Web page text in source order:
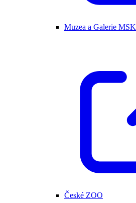
Muzea a Galerie MSK
České ZOO